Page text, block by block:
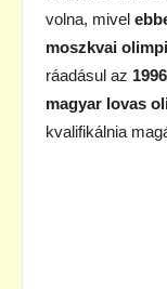
volna, mivel
moszkvai
ráadásul az
magyar lovas
kvalifikálnia